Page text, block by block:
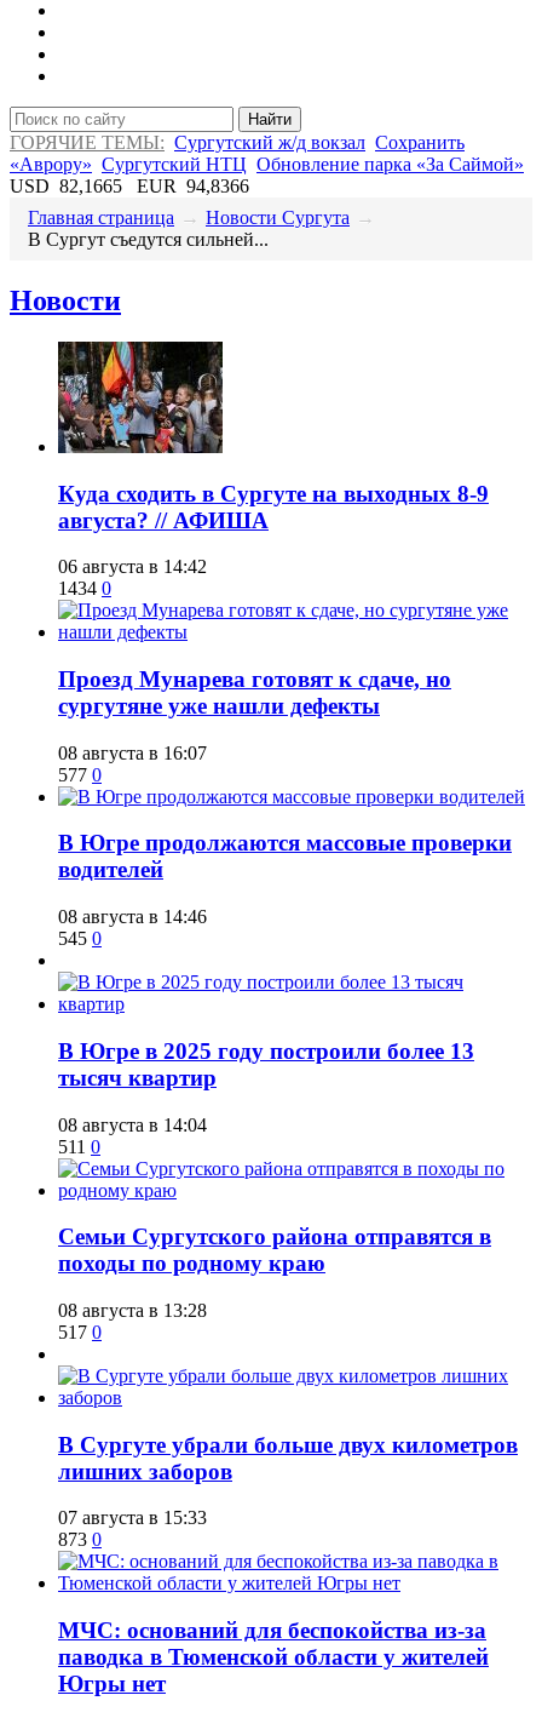
Найти
ГОРЯЧИЕ ТЕМЫ: Сургутский ж/д вокзал Сохранить
«Аврору» Сургутский НТЦ Обновление парка «За Саймой»
USD 82,1665 EUR 94,8366
Главная страница → Новости Сургута →
​В Сургут съедутся сильней...
Новости
​Куда сходить в Сургуте на выходных 8-9
августа? // АФИША
06 августа в 14:42
1434 0
​Проезд Мунарева готовят к сдаче, но
сургутяне уже нашли дефекты
08 августа в 16:07
577 0
​В Югре продолжаются массовые проверки
водителей
08 августа в 14:46
545 0
​В Югре в 2025 году построили более 13
тысяч квартир
08 августа в 14:04
511 0
​Семьи Сургутского района отправятся в
походы по родному краю
08 августа в 13:28
517 0
​В Сургуте убрали больше двух километров
лишних заборов
07 августа в 15:33
873 0
​МЧС: оснований для беспокойства из-за
паводка в Тюменской области у жителей
Югры нет